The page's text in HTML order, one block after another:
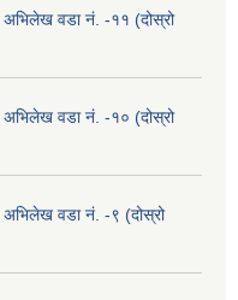
अभिलेख वडा नं. -११ (दोस्रो
अभिलेख वडा नं. -१० (दोस्रो
अभिलेख वडा नं. -९ (दोस्रो